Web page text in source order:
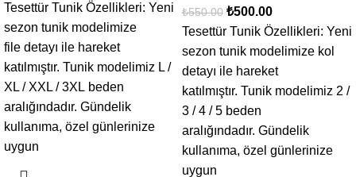
Tesettür Tunik Özellikleri: Yeni
sezon tunik modelimize
file detayı ile hareket
katılmıştır. Tunik modelimiz L /
XL / XXL / 3XL beden
aralığındadır. Gündelik
kullanıma, özel günlerinize
uygun
₺550.00 ₺500.00
Tesettür Tunik Özellikleri: Yeni
sezon tunik modelimize kol
detayı ile hareket
katılmıştır. Tunik modelimiz 2 /
3 / 4 / 5 beden
aralığındadır. Gündelik
kullanıma, özel günlerinize
uygun